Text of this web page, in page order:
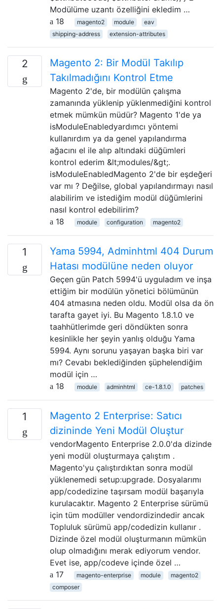
Modülüme uzantı özelliğini ekledim …
18
magento2 module
eav
shipping-address
extension-attributes
2
Magento 2: Bir Modül Takılıp
Takılmadığını Kontrol Etme
Magento 2'de, bir modülün çalışma
zamanında yüklenip yüklenmediğini kontrol
etmek mümkün müdür? Magento 1'de ya
isModuleEnabledyardımcı yöntemi
kullanırdım ya da genel yapılandırma
ağacını el ile alıp altındaki düğümleri
kontrol ederim &lt;modules/&gt;.
isModuleEnabledMagento 2'de bir eşdeğeri
var mı ? Değilse, global yapılandırmayı nasıl
alabilirim ve istediğim modül düğümlerini
nasıl kontrol edebilirim?
18
module configuration magento2
1
Yama 5994, Adminhtml 404 Durum
Hatası modülüne neden oluyor
Geçen gün Patch 5994'ü uyguladım ve inşa
ettiğim bir modülün yönetici bölümünün
404 atmasına neden oldu. Modül olsa da ön
tarafta gayet iyi. Bu Magento 1.8.1.0 ve
taahhütlerimde geri döndükten sonra
kesinlikle her şeyin yanlış olduğu Yama
5994. Aynı sorunu yaşayan başka biri var
mı? Cevabı beklediğinden şüphelendiğim
modül için …
18
module adminhtml ce-1.8.1.0 patches
1
Magento 2 Enterprise: Satıcı
dizininde Yeni Modül Oluştur
vendorMagento Enterprise 2.0.0'da dizinde
yeni modül oluşturmaya çalıştım .
Magento'yu çalıştırdıktan sonra modül
yüklenemedi setup:upgrade. Dosyalarımı
app/codedizine taşırsam modül başarıyla
kurulacaktır. Magento 2 Enterprise sürümü
için tüm modüller vendordizindedir ancak
Topluluk sürümü app/codedizin kullanır .
Dizinde özel modül oluşturmanın mümkün
olup olmadığını merak ediyorum vendor.
Evet ise, app/codeve içinde özel …
17
magento-enterprise module
magento2
composer